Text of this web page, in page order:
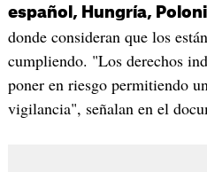
español, Hungría,
donde consideran que los
cumpliendo. "Los derechos
poner en riesgo permitiendo
vigilancia", señalan en el